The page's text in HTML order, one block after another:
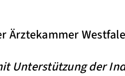
Ärztekammer
Unterstützung der